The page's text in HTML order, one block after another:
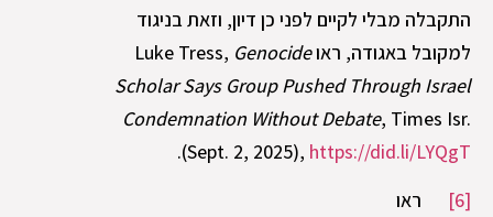
התקבלה מבלי לקיים לפני כן דיון, וזאת בניגוד
למקובל באגודה, ראו Luke Tress,Genocide
Scholar Says Group Pushed Through Israel
Condemnation Without Debate , Times Isr.
(Sept. 2, 2025),https://did.li/LYQgT
.
ראו